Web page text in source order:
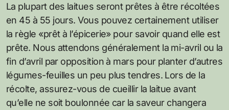
La plupart des laitues seront prêtes à être récoltées
en 45 à 55 jours. Vous pouvez certainement utiliser
la règle «prêt à l’épicerie» pour savoir quand elle est
prête. Nous attendons généralement la mi-avril ou la
fin d’avril par opposition à mars pour planter d’autres
légumes-feuilles un peu plus tendres. Lors de la
récolte, assurez-vous de cueillir la laitue avant
qu’elle ne soit boulonnée car la saveur changera